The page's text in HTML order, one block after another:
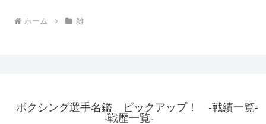
ホーム 雑
ボクシング選手名鑑 ピックアップ！ -戦績一覧-
-戦歴一覧-